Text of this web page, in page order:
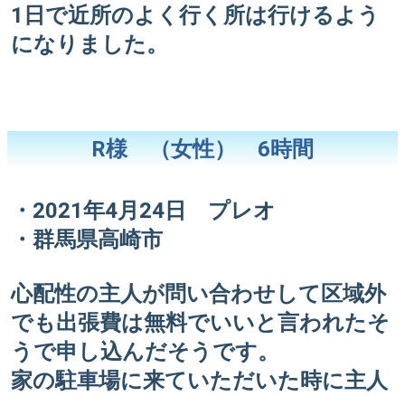
1日で近所のよく行く所は行けるよう
になりました。
R様 （女性） 6時間
・2021年4月24日 プレオ
・群馬県高崎市
心配性の主人が問い合わせして区域外
でも出張費は無料でいいと言われたそ
うで申し込んだそうです。
家の駐車場に来ていただいた時に主人